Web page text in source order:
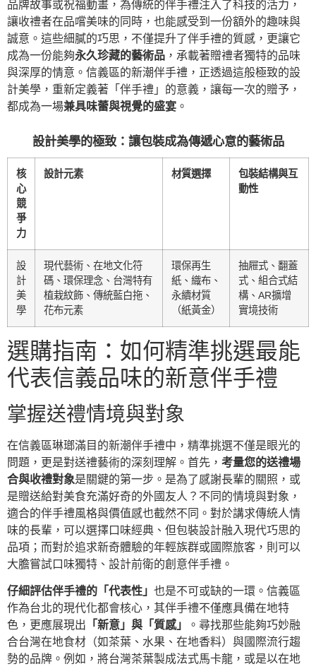
品牌故事或祝福動畫，為傳統的伴手禮注入了科技的活力，
讓收禮者在品嚐美味的同時，也能感受到一份額外的趣味與
誠意。這些細膩的巧思，不僅提升了伴手禮的質感，更讓它
成為一份能夠永久珍藏的藝術品 ，承載著贈禮者獨特的品味
與深厚的情意。信義區的新潮伴手禮，正透過這般極致的設
計美學，重新定義著「伴手禮」的意義，讓每一次的贈予，
都成為一場兼具味蕾與視覺的盛宴 。
設計美學的極致：讓包裝成為傳遞心意的藝術品
核
心
競
爭
力
設計元素 材質選擇
包裝結構與互
動性
設
計
美
學
現代藝術、在地文化符
碼、環保理念、台灣特有
植栽紋飾、傳統藍白拖、
花布元素
環保再生
紙、織布、
永續材質
（紙黃金）
抽屜式、翻蓋
式、組合式結
構、AR擴增
實境技術
選購指南：如何精準挑選最能
代表信義品味的新意伴手禮
掌握送禮情境與對象
在信義區琳瑯滿目的新潮伴手禮中，精準挑選不僅是眼光的
問題，更是對送禮藝術的深刻理解。首先， 考量您的送禮場
合與收禮對象是關鍵的第一步。是為了感謝長輩的關照，或
是贈送給對美食充滿好奇的外國友人？不同的情境與對象，
適合的伴手禮風格與價值感也截然不同。對於講求傳統人情
味的長輩，可以選擇口味經典、但包裝設計融入現代巧思的
品項；而對於追求新奇體驗的年輕族群或國際旅客，則可以
大膽嘗試口味獨特、設計前衛的創意伴手禮。
仔細評估伴手禮的「代表性」 也是不可或缺的一環。信義區
作為台北的現代化都會核心，其伴手禮不僅應具備在地特
色，更應展現出 「新意」與「質感」
。尋找那些能夠巧妙融
合台灣在地食材（如茶葉、水果、在地香料）與國際流行趨
勢的品牌。例如，將台灣茶葉製成法式馬卡龍，或是以在地